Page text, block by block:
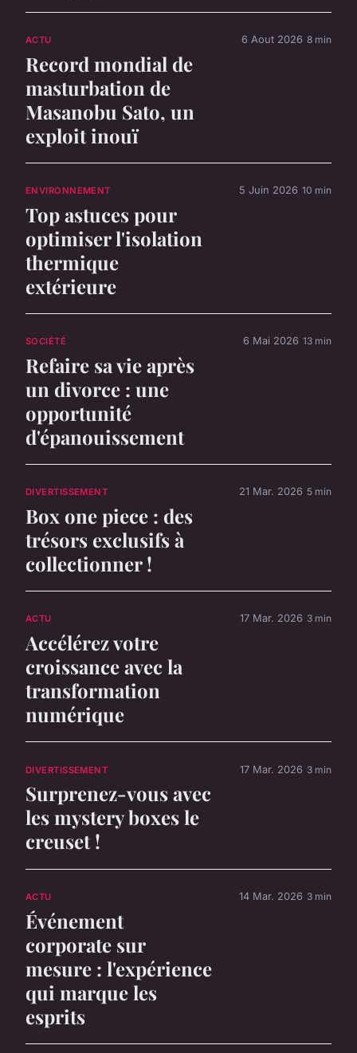
ACTU
Record mondial de
masturbation de
Masanobu Sato, un
exploit inouï
6 Aout 2026 8 min
ENVIRONNEMENT
Top astuces pour
optimiser l'isolation
thermique
extérieure
5 Juin 2026 10 min
SOCIÉTÉ
Refaire sa vie après
un divorce : une
opportunité
d'épanouissement
6 Mai 2026 13 min
DIVERTISSEMENT
Box one piece : des
trésors exclusifs à
collectionner !
21 Mar. 2026 5 min
ACTU
Accélérez votre
croissance avec la
transformation
numérique
17 Mar. 2026 3 min
DIVERTISSEMENT
Surprenez-vous avec
les mystery boxes le
creuset !
17 Mar. 2026 3 min
ACTU
Événement
corporate sur
mesure : l'expérience
qui marque les
esprits
14 Mar. 2026 3 min